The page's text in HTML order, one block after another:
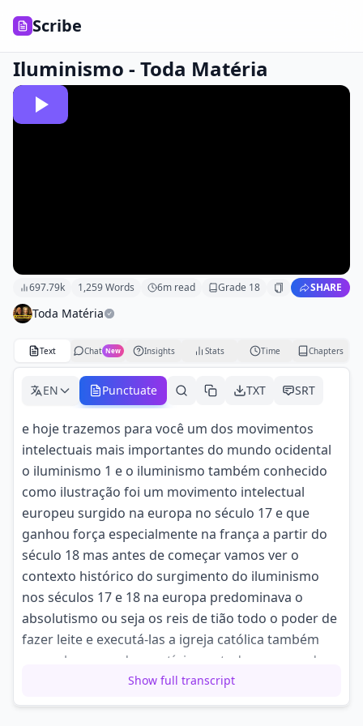
Scribe
Iluminismo - Toda Matéria
697.79k 1,259Words 6m read Grade 18 SHARE
Toda Matéria
Text Chat New Insights Stats Time Chapters
EN Punctuate TXT SRT
e hoje trazemos para você um dos movimentos
intelectuais mais importantes do mundo ocidental
o iluminismo 1 e o iluminismo também conhecido
como ilustração foi um movimento intelectual
europeu surgido na europa no século 17 e que
ganhou força especialmente na frança a partir do
século 18 mas antes de começar vamos ver o
contexto histórico do surgimento do iluminismo
nos séculos 17 e 18 na europa predominava o
absolutismo ou seja os reis de tião todo o poder de
fazer leite e executá-las a igreja católica também
acumulava grande prestígio em todas as camadas
sociais além disso dominava a
maior parte das universidades e escolas a
Show full transcript